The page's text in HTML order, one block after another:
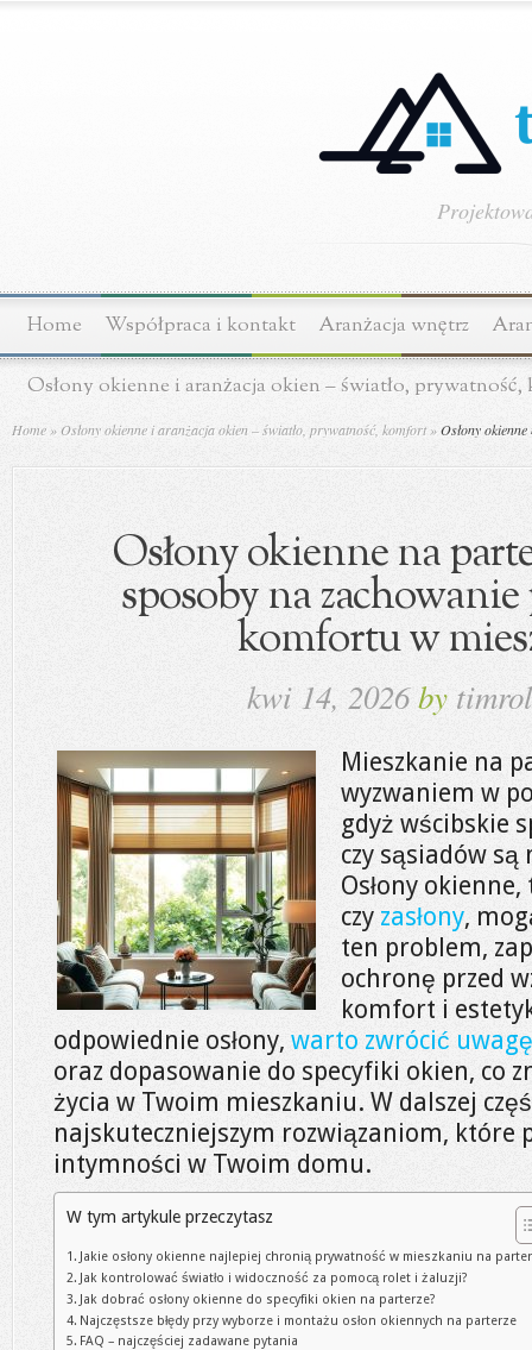
Home Współpraca i kontakt Aranżacja wnętrz
Osłony okienne i aranżacja okien – światło,
Home » Osłony okienne i aranżacja okien – światło, prywatność, komfort »Osłony
Osłony okienne na
sposoby na
komfortu w
kwi 14, 2026by
Mieszkanie na
wyzwaniem w
gdyż wścibskie
czy sąsiadów
Osłony
czy zasłony,
ten problem,
ochronę przed
komfort i
odpowiednie osłony, warto zwrócić
oraz dopasowanie do specyfiki okien, co
życia w Twoim mieszkaniu. W dalszej
najskuteczniejszym rozwiązaniom, które
intymności w Twoim domu.
W tym artykule przeczytasz
Jakie osłony okienne najlepiej chronią prywatność w mieszkaniu na
Jak kontrolować światło i widoczność za pomocą rolet i żaluzji?
Jak dobrać osłony okienne do specyfiki okien na parterze?
Najczęstsze błędy przy wyborze i montażu osłon okiennych na parterze
FAQ – najczęściej zadawane pytania